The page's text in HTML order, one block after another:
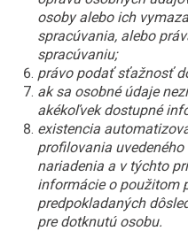
osoby alebo ich
spracúvania, alebo
spracúvaniu;
právo podať sťažnosť
ak sa osobné údaje
akékoľvek dostupné
existencia
profilovania
nariadenia a v týchto
informácie o použitom
predpokladaných
pre dotknutú osobu.